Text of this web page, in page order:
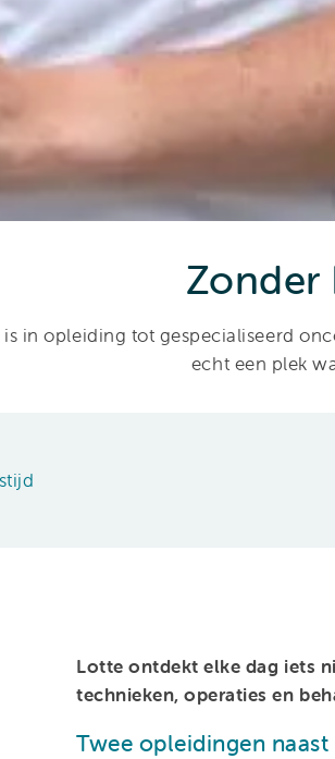
Zonder
is in opleiding tot gespecialiseerd
echt een plek
Lotte ontdekt elke dag iets
technieken, operaties en
Twee opleidingen